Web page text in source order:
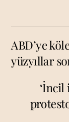
ABD’ye
yüzyıllar
‘İncil